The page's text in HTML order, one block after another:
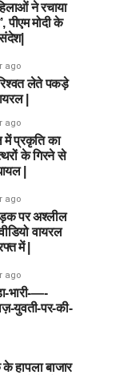
ने रचाया
पीएम मोदी के
ago
लेते पकड़े
|
ago
में प्रकृति का
के गिरने से
|
ago
पर अश्लील
वायरल
में |
ago
भारी-—-
युवती-पर-की-
हापला बाजार